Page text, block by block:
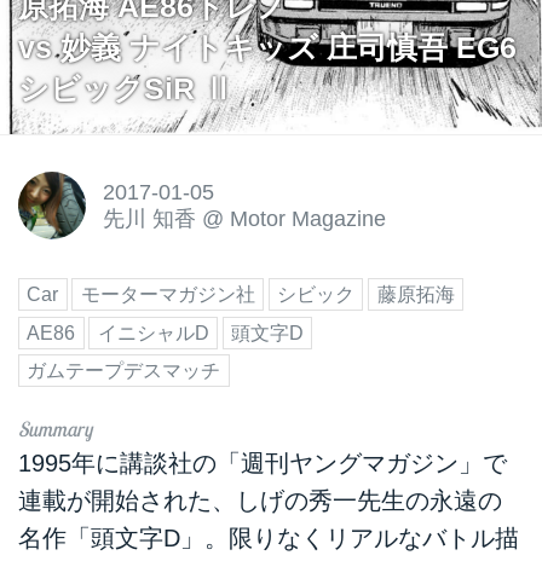
原拓海 AE86トレノ
vs 妙義 ナイトキッズ 庄司慎吾 EG6
シビックSiR Ⅱ
2017-01-05
先川 知香 @ Motor Magazine
Car モーターマガジン社 シビック
藤原拓海
AE86
イニシャルD
頭文字D
ガムテープデスマッチ
1995年に講談社の「週刊ヤングマガジン」で
連載が開始された、しげの秀一先生の永遠の
名作「頭文字D」。限りなくリアルなバトル描